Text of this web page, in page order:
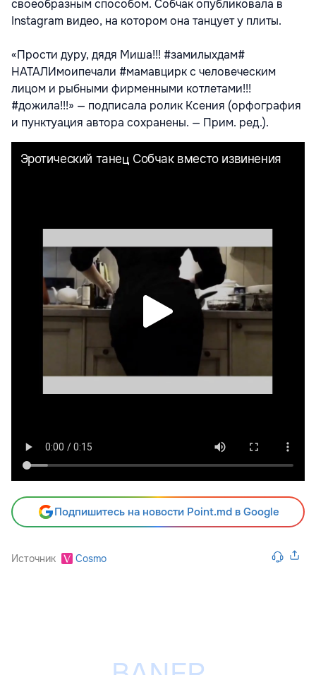
своеобразным способом. Собчак опубликовала в
Instagram видео, на котором она танцует у плиты.
«Прости дуру, дядя Миша!!! #замилыхдам#
НАТАЛИмоипечали #мамавцирк с человеческим
лицом и рыбными фирменными котлетами!!!
#дожила!!!» — подписала ролик Ксения (орфография
и пунктуация автора сохранены. — Прим. ред.).
Подпишитесь на новости Point.md в Google
Источник Cosmo